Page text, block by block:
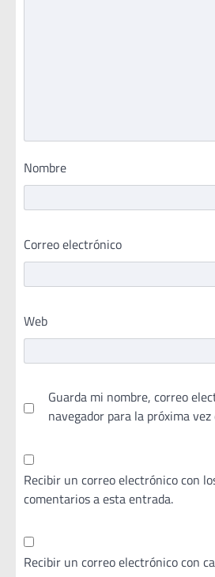
Nombre
Correo electrónico
Web
Guarda mi nombre, correo
navegador para la próxima
Recibir un correo electrónico con
comentarios a esta entrada.
Recibir un correo electrónico con